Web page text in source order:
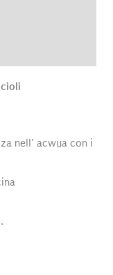
nell’ acwua con i